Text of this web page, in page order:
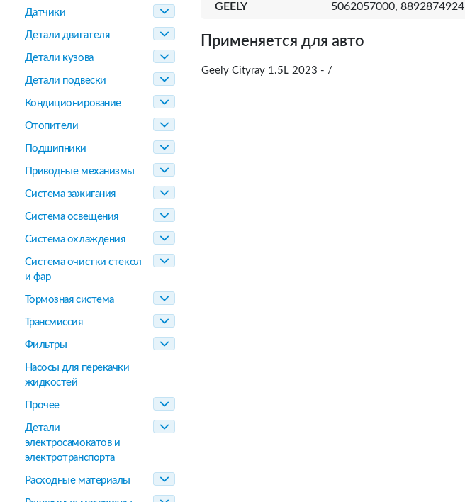
Датчики
Детали двигателя
Детали кузова
Детали подвески
Кондиционирование
Отопители
Подшипники
Приводные механизмы
Система зажигания
Система освещения
Система охлаждения
Система очистки стекол
и фар
Тормозная система
Трансмиссия
Фильтры
Насосы для перекачки
жидкостей
Прочее
Детали
электросамокатов и
электротранспорта
Расходные материалы
GEELY 5062057000, 8892874924
Применяется для авто
Geely Cityray 1.5L 2023 - /